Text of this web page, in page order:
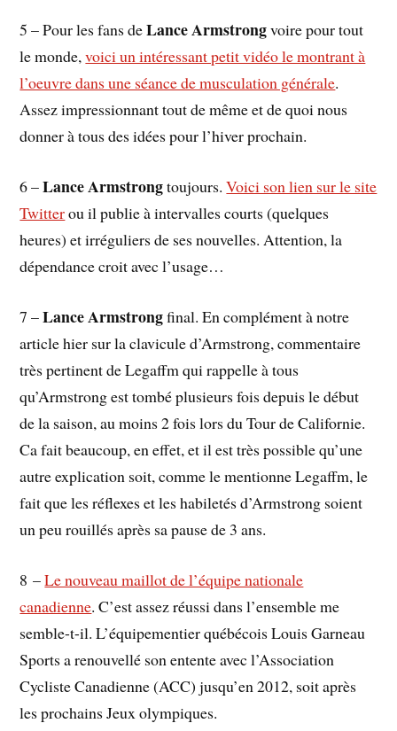
5 – Pour les fans deLance Armstrongvoire pour tout
le monde,voici un intéressant petit vidéo le montrant à
l’oeuvre dans une séance de musculation générale.
Assez impressionnant tout de même et de quoi nous
donner à tous des idées pour l’hiver prochain.
6 –Lance Armstrongtoujours.Voici son lien sur le site
Twitterou il publie à intervalles courts (quelques
heures) et irréguliers de ses nouvelles. Attention, la
dépendance croit avec l’usage…
7 –Lance Armstrongfinal. En complément à notre
article hier sur la clavicule d’Armstrong, commentaire
très pertinent de Legaffm qui rappelle à tous
qu’Armstrong est tombé plusieurs fois depuis le début
de la saison, au moins 2 fois lors du Tour de Californie.
Ca fait beaucoup, en effet, et il est très possible qu’une
autre explication soit, comme le mentionne Legaffm, le
fait que les réflexes et les habiletés d’Armstrong soient
un peu rouillés après sa pause de 3 ans.
8 –Le nouveau maillot de l’équipe nationale
canadienne. C’est assez réussi dans l’ensemble me
semble-t-il. L’équipementier québécois Louis Garneau
Sports a renouvellé son entente avec l’Association
Cycliste Canadienne (ACC) jusqu’en 2012, soit après
les prochains Jeux olympiques.